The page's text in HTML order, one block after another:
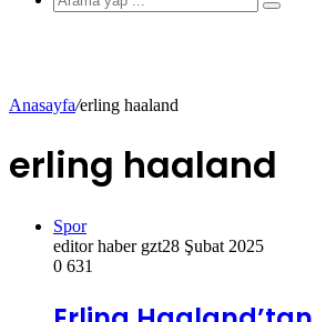
Arama
Anasayfa/erling haaland
erling haaland
Spor
editor haber gzt28 Şubat 2025
0 631